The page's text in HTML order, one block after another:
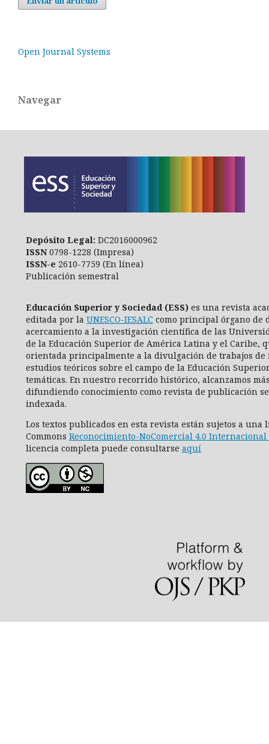
Open Journal Systems
Navegar
Depósito Legal: DC2016000962
ISSN0798-1228 (Impresa)
ISSN-e 2610-7759 (En línea)
Publicación semestral
Educación Superior y Sociedad (ESS) es una revista
editada por la UNESCO-IESALC como principal órgano de
acercamiento a la investigación científica de las
de la Educación Superior de América Latina y el Caribe,
orientada principalmente a la divulgación de trabajos de
estudios teóricos sobre el campo de la Educación
temáticas. En nuestro recorrido histórico, alcanzamos
difundiendo conocimiento como revista de publicación
indexada.
Los textos publicados en esta revista están sujetos a una
Commons Reconocimiento-NoComercial 4.0 Internacional
licencia completa puede consultarse aquí